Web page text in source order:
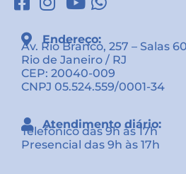
Endereço:
Av. Rio Branco, 257 – Salas
Rio de Janeiro / RJ
CEP: 20040-009
CNPJ 05.524.559/0001-34
Atendimento diário:
Telefônico das 9h às 17h
Presencial das 9h às 17h